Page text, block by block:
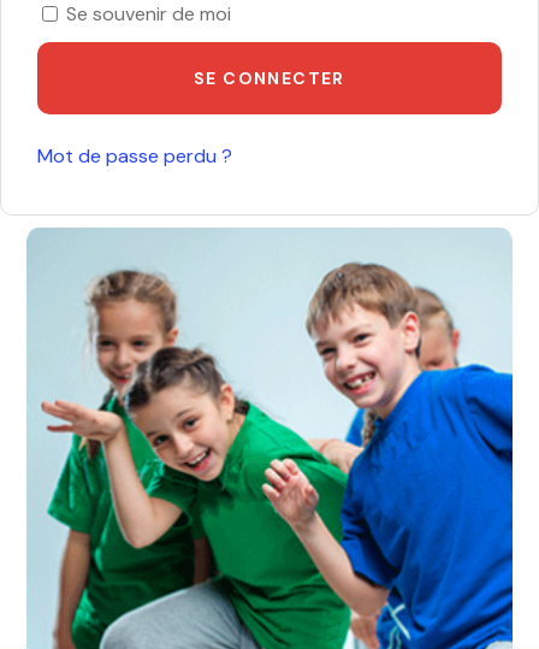
Se souvenir de moi
SE CONNECTER
Mot de passe perdu ?